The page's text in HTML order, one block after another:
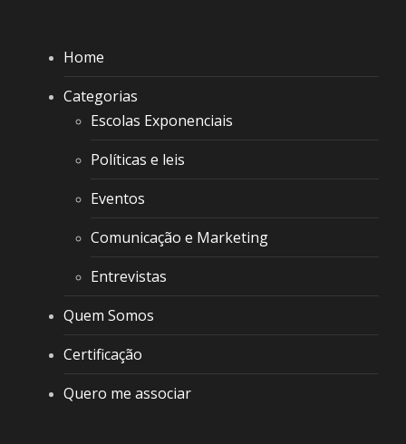
Home
Categorias
Escolas Exponenciais
Políticas e leis
Eventos
Comunicação e Marketing
Entrevistas
Quem Somos
Certificação
Quero me associar